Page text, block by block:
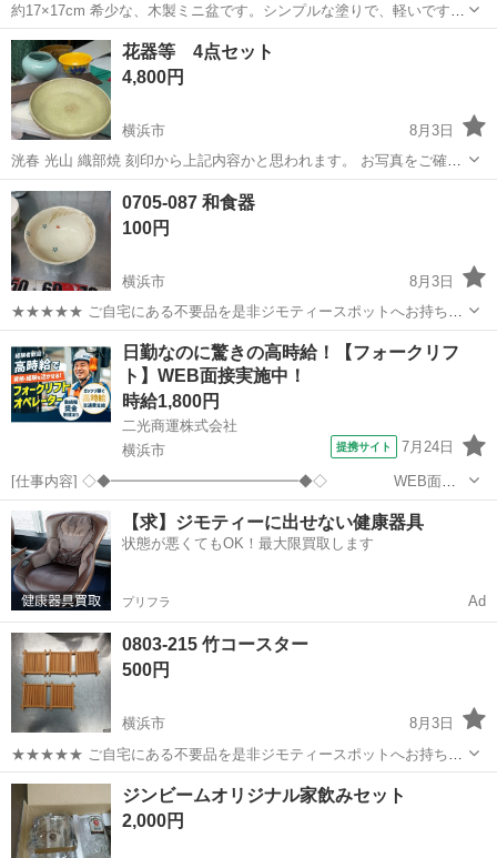
約17×17cm 希少な、木製ミニ盆です。シンプルな塗りで、軽いです。
そこがお好きな方に。 実物をよくご覧になって納得されたらお願いし
ます。無理強いはしません。バス23系「萱場公園入口」近です。
神奈川 横浜市 十日市場駅 食器
花器等 4点セット
4,800円
横浜市
8月3日
洸春 光山 織部焼 刻印から上記内容かと思われます。 お写真をご確認
ください。 最短引き取り可能日時をご連絡ください。 値下げ不可
神奈川 横浜市 花器
0705-087 和食器
100円
横浜市
8月3日
★★★★★ ご自宅にある不要品を是非ジモティースポットへお持ち込
みしませんか？ 家電、趣味・スポーツ・レジャー用品、こども用品、
衣料服飾品、生活雑貨、家具、本、CD・DVDなどが無料でまとめて持
ち込めます！ ※詳細はこ...
横浜市 食器 現地
日勤なのに驚きの高時給！【フォークリフ
ト】WEB面接実施中！
時給1,800円
二光商運株式会社
横浜市
提携サイト 7月24日
[仕事内容] ◇◆━━━━━━━━━━━━━◆◇ WEB面接
あり スピード面接実施中なので 最短入社可能！
◇◆━━━━━━━━━━━━━◆◇ 大手物流倉庫にてフォークリフ
トオペレーターを お任せいたし...
神奈川 横浜市 工場
【求】ジモティーに出せない健康器具
状態が悪くてもOK！最大限買取します
プリフラ Ad
0803-215 竹コースター
500円
横浜市
8月3日
★★★★★ ご自宅にある不要品を是非ジモティースポットへお持ち込
みしませんか？ 家電、趣味・スポーツ・レジャー用品、こども用品、
衣料服飾品、生活雑貨、家具、本、CD・DVDなどが無料でまとめて持
ち込めます！ ※詳細はこ...
神奈川 横浜市 食器 コースター
ジンビームオリジナル家飲みセット
2,000円